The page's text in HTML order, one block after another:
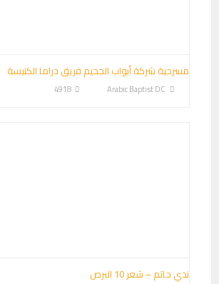
مسرحية شركة أبواب الجحيم فريق دراما الكنيسة
Arabic Baptist DC
4918
ندي حاتم – شعر 10 البرص